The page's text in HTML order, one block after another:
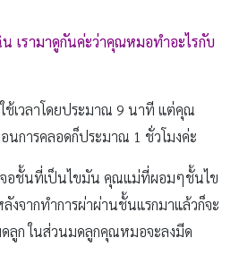
เรามาดูกันค่ะว่าคุณหมอทำอะไรกับ
ช้เวลาโดยประมาณ 9 นาที แต่คุณ
การคลอดก็ประมาณ 1 ชั่วโมงค่ะ
เจอชั้นที่เป็นไขมัน คุณแม่ที่ผอมๆชั้นไข
จากทำการผ่าผ่านชั้นแรกมาแล้วก็จะ
ลูก ในส่วนมดลูกคุณหมอจะลงมีด